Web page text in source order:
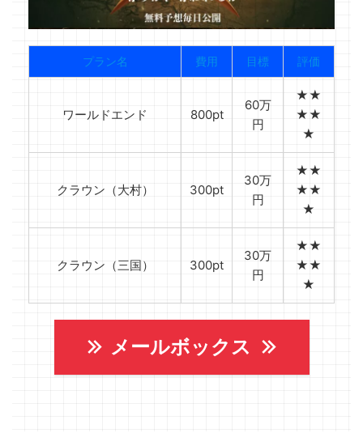
プラン名 費用 目標 評価
ワールドエンド 800pt
60万
円
★★
★★
★
クラウン（大村） 300pt
30万
円
★★
★★
★
クラウン（三国） 300pt
30万
円
★★
★★
★
メールボックス